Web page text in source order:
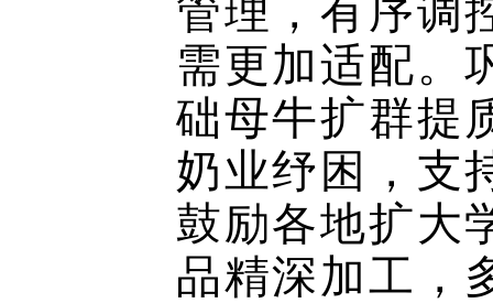
管理，有序调
需更加适配。
础母牛扩群提
奶业纾困，支
鼓励各地扩大
品精深加工，